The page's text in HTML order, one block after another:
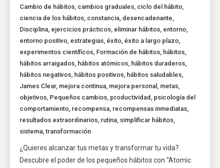
Cambio de hábitos, cambios graduales, ciclo del hábito,
ciencia de los hábitos, constancia, desencadenante,
Disciplina, ejercicios prácticos, eliminar hábitos, entorno,
entorno positivo, estrategias, éxito, éxito a largo plazo,
experimentos científicos, Formación de hábitos, hábitos,
hábitos arraigados, hábitos atómicos, hábitos duraderos,
hábitos negativos, hábitos positivos, hábitos saludables,
James Clear, mejora continua, mejora personal , metas,
objetivos, Pequeños cambios, productividad , psicología del
comportamiento, recompensa, recompensas inmediatas,
resultados extraordinarios, rutina, simplificar hábitos,
sistema,transformación
¿Quieres alcanzar tus metas y transformar tu vida?
Descubre el poder de los pequeños hábitos con “Atomic